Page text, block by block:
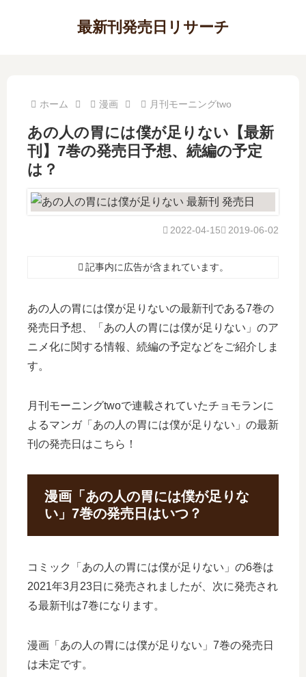
最新刊発売日リサーチ
ホーム 漫画 月刊モーニングtwo
あの人の胃には僕が足りない【最新
刊】7巻の発売日予想、続編の予定
は？
2019-06-02
2022-04-15
記事内に広告が含まれています。
あの人の胃には僕が足りないの最新刊である7巻の
発売日予想、「あの人の胃には僕が足りない」のア
ニメ化に関する情報、続編の予定などをご紹介しま
す。
月刊モーニングtwoで連載されていたチョモランに
よるマンガ「あの人の胃には僕が足りない」の最新
刊の発売日はこちら！
漫画「あの人の胃には僕が足りな
い」7巻の発売日はいつ？
コミック「あの人の胃には僕が足りない」の6巻は
2021年3月23日に発売されましたが、次に発売され
る最新刊は7巻になります。
漫画「あの人の胃には僕が足りない」7巻の発売日
は未定です。